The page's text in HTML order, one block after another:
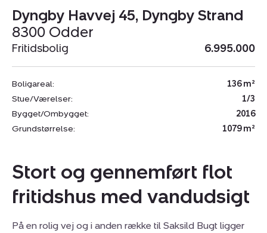
Dyngby Havvej 45, Dyngby Strand
8300 Odder
Fritidsbolig 6.995.000
Boligareal:
136 m²
Stue/Værelser:
1/3
Bygget/Ombygget:
2016
Grundstørrelse:
1079 m²
Stort og gennemført flot
fritidshus med vandudsigt
På en rolig vej og i anden række til Saksild Bugt ligger